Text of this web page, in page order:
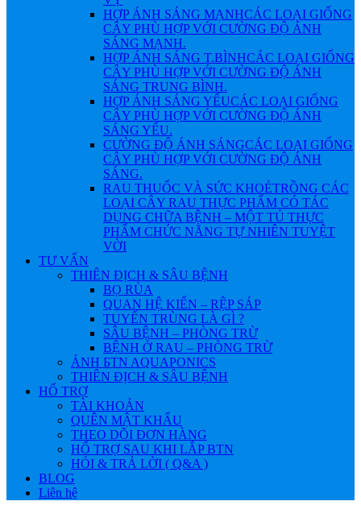
HỢP ÁNH SÁNG MẠNHCÁC LOẠI GIỐNG
CÂY PHÙ HỢP VỚI CƯỜNG ĐỘ ÁNH
SÁNG MẠNH.
HỢP ÁNH SÁNG T.BÌNHCÁC LOẠI GIỐNG
CÂY PHÙ HỢP VỚI CƯỜNG ĐỘ ÁNH
SÁNG TRUNG BÌNH.
HỢP ÁNH SÁNG YẾUCÁC LOẠI GIỐNG
CÂY PHÙ HỢP VỚI CƯỜNG ĐỘ ÁNH
SÁNG YẾU.
CƯỜNG ĐỘ ÁNH SÁNGCÁC LOẠI GIỐNG
CÂY PHÙ HỢP VỚI CƯỜNG ĐỘ ÁNH
SÁNG.
RAU THUỐC VÀ SỨC KHOẺTRỒNG CÁC
LOẠI CÂY RAU THỰC PHẨM CÓ TÁC
DỤNG CHỮA BỆNH – MỘT TỦ THỰC
PHẨM CHỨC NĂNG TỰ NHIÊN TUYỆT
VỜI
TƯ VẤN
THIÊN ĐỊCH & SÂU BỆNH
BỌ RÙA
QUAN HỆ KIẾN – RỆP SÁP
TUYẾN TRÙNG LÀ GÌ ?
SÂU BỆNH – PHÒNG TRỪ
BỆNH Ở RAU – PHÒNG TRỪ
ẢNH БTN AQUAPONICS
THIÊN ĐỊCH & SÂU BỆNH
HỔ TRỢ
TÀI KHOẢN
QUÊN MẬT KHẨU
THEO DÕI ĐƠN HÀNG
HỔ TRỢ SAU KHI LẮP BTN
HỎI & TRẢ LỜI ( Q&A )
BLOG
Liên hệ